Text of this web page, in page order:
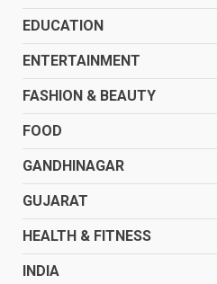
EDUCATION
ENTERTAINMENT
FASHION & BEAUTY
FOOD
GANDHINAGAR
GUJARAT
HEALTH & FITNESS
INDIA